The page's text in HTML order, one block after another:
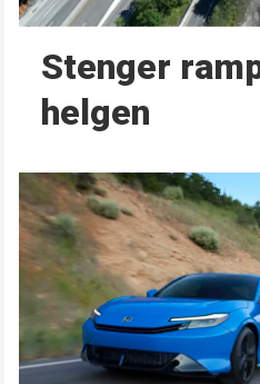
Stenger
helgen